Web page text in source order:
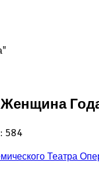
584
Театра